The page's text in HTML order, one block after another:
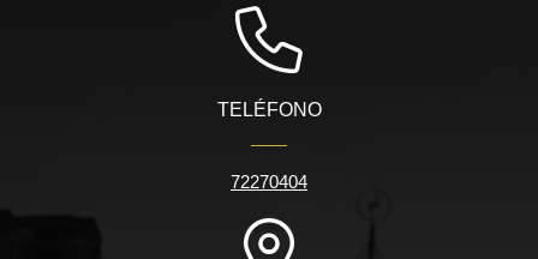
TELÉFONO
72270404